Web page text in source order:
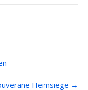
Heimsiege →